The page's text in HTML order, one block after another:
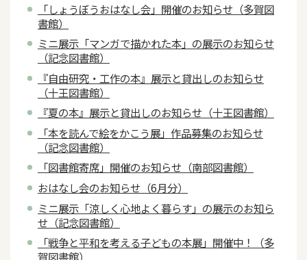
「しょうぼうおはなし会」開催のお知らせ（多賀図
書館）
ミニ展示「マンガで描かれた本」の展示のお知らせ
（記念図書館）
『自由研究・工作の本』展示と貸出しのお知らせ
（十王図書館）
『夏の本』展示と貸出しのお知らせ（十王図書館）
「本を読んで絵をかこう展」作品募集のお知らせ
（記念図書館）
「図書館寄席」開催のお知らせ（南部図書館）
おはなし会のお知らせ（6月分）
ミニ展示「涼しく心地よく暮らす」の展示のお知ら
せ（記念図書館）
「戦争と平和を考える子どもの本展」開催中！（多
賀図書館）